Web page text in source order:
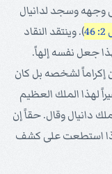
وجهه وسجد لدانيال
). وينتقد النقاد
جعل نفسه إلهاً.
إكراماً لشخصه بل كان
لهذا الملك العظيم
دانيال وقال. حقاً إن
إذا استطعت على كشف